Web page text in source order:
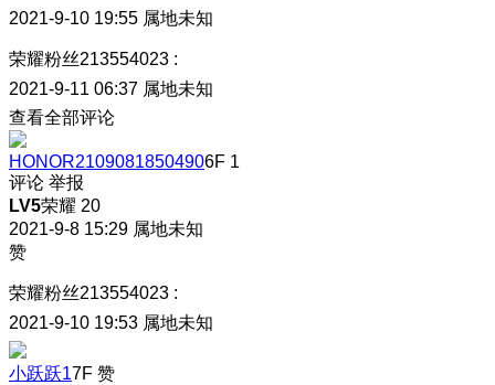
2021-9-10 19:55 属地未知
荣耀粉丝213554023 :
2021-9-11 06:37 属地未知
查看全部评论
HONOR21090818504906F 1
评论 举报
LV5荣耀 20
2021-9-8 15:29 属地未知
赞
荣耀粉丝213554023 :
2021-9-10 19:53 属地未知
小跃跃17F 赞